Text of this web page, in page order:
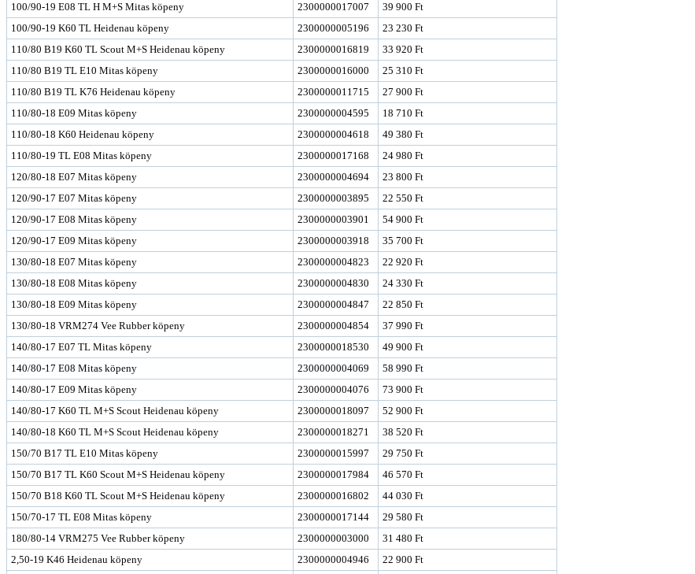
100/90-19 E08 TL H M+S Mitas köpeny
2300000017007
39 900 Ft
100/90-19 K60 TL Heidenau köpeny
2300000005196
23 230 Ft
110/80 B19 K60 TL Scout M+S Heidenau köpeny
2300000016819
33 920 Ft
110/80 B19 TL E10 Mitas köpeny
2300000016000
25 310 Ft
110/80 B19 TL K76 Heidenau köpeny
2300000011715
27 900 Ft
110/80-18 E09 Mitas köpeny
2300000004595
18 710 Ft
110/80-18 K60 Heidenau köpeny
2300000004618
49 380 Ft
110/80-19 TL E08 Mitas köpeny
2300000017168
24 980 Ft
120/80-18 E07 Mitas köpeny
2300000004694
23 800 Ft
120/90-17 E07 Mitas köpeny
2300000003895
22 550 Ft
120/90-17 E08 Mitas köpeny
2300000003901
54 900 Ft
120/90-17 E09 Mitas köpeny
2300000003918
35 700 Ft
130/80-18 E07 Mitas köpeny
2300000004823
22 920 Ft
130/80-18 E08 Mitas köpeny
2300000004830
24 330 Ft
130/80-18 E09 Mitas köpeny
2300000004847
22 850 Ft
130/80-18 VRM274 Vee Rubber köpeny
2300000004854
37 990 Ft
140/80-17 E07 TL Mitas köpeny
2300000018530
49 900 Ft
140/80-17 E08 Mitas köpeny
2300000004069
58 990 Ft
140/80-17 E09 Mitas köpeny
2300000004076
73 900 Ft
140/80-17 K60 TL M+S Scout Heidenau köpeny
2300000018097
52 900 Ft
140/80-18 K60 TL M+S Scout Heidenau köpeny
2300000018271
38 520 Ft
150/70 B17 TL E10 Mitas köpeny
2300000015997
29 750 Ft
150/70 B17 TL K60 Scout M+S Heidenau köpeny
2300000017984
46 570 Ft
150/70 B18 K60 TL Scout M+S Heidenau köpeny
2300000016802
44 030 Ft
150/70-17 TL E08 Mitas köpeny
2300000017144
29 580 Ft
180/80-14 VRM275 Vee Rubber köpeny
2300000003000
31 480 Ft
2,50-19 K46 Heidenau köpeny
2300000004946
22 900 Ft